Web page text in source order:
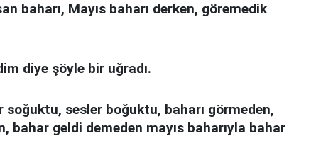
baharı, Mayıs baharı derken, göremedik
diye şöyle bir uğradı.
sesler boğuktu, baharı görmeden,
bahar geldi demeden mayıs baharıyla bahar